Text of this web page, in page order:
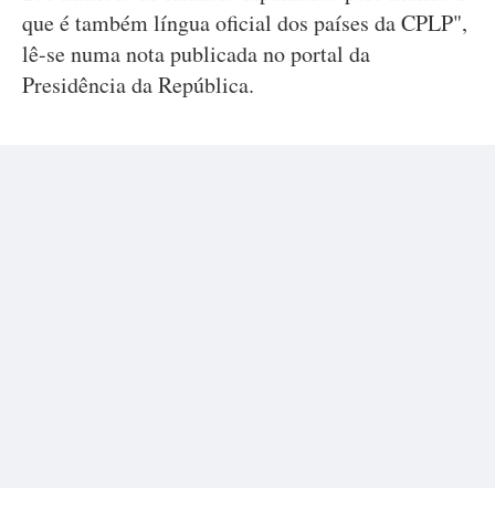
que é também língua oficial dos países da CPLP",
lê-se numa nota publicada no portal da
Presidência da República.